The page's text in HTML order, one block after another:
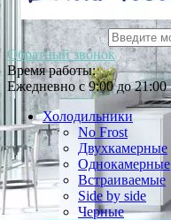
Обратный звонок
Время работы:
Ежедневно с 9:00 до 21:00
Холодильники
No Frost
Двухкамерные
Однокамерные
Встраиваемые
Side by side
Черные